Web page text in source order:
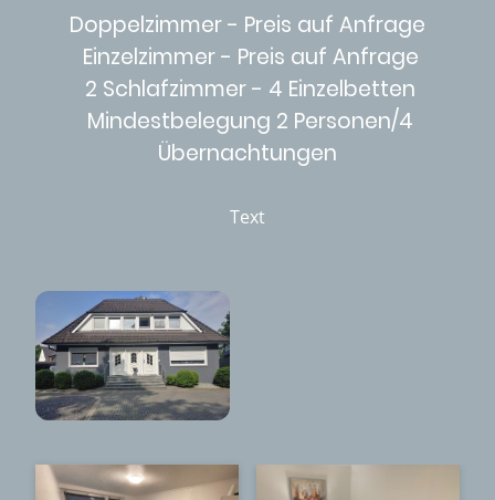
Doppelzimmer - Preis auf Anfrage
Einzelzimmer - Preis auf Anfrage
2 Schlafzimmer - 4 Einzelbetten
Mindestbelegung 2 Personen/4
Übernachtungen
Text